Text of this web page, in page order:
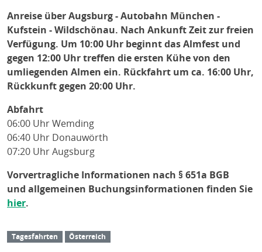
Anreise über Augsburg - Autobahn München -
Kufstein - Wildschönau. Nach Ankunft Zeit zur freien
Verfügung. Um 10:00 Uhr beginnt das Almfest und
gegen 12:00 Uhr treffen die ersten Kühe von den
umliegenden Almen ein. Rückfahrt um ca. 16:00 Uhr,
Rückkunft gegen 20:00 Uhr.
Abfahrt
06:00 Uhr Wemding
06:40 Uhr Donauwörth
07:20 Uhr Augsburg
Vorvertragliche Informationen nach § 651a BGB
und allgemeinen Buchungsinformationen finden Sie
hier.
Tagesfahrten Österreich